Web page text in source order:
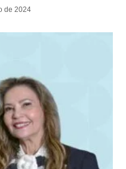
de 2024